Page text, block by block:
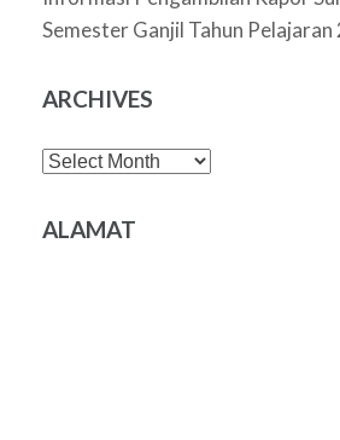
Semester Ganjil Tahun
ARCHIVES
Archives
ALAMAT